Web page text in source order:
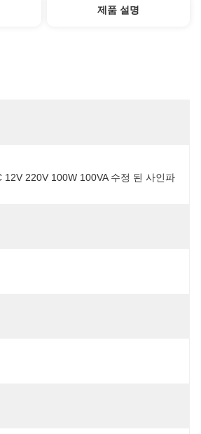
제품 설명
12V 220V 100W 100VA 수정 된 사인파